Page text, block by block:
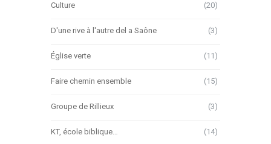
Culture (20)
D'une rive à l'autre del a Saône (3)
Église verte (11)
Faire chemin ensemble (15)
Groupe de Rillieux (3)
KT, école biblique… (14)